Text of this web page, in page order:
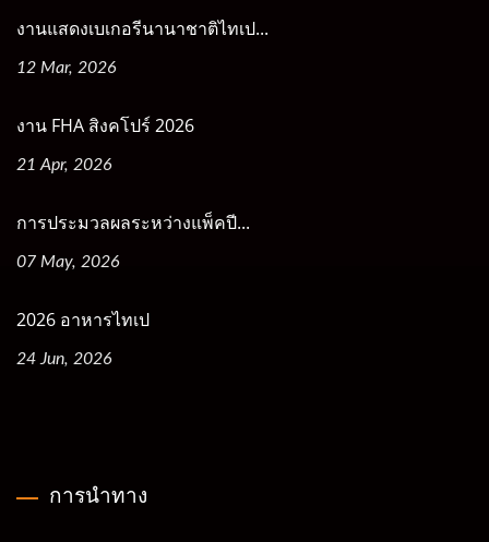
งานแสดงเบเกอรีนานาชาติไทเป...
12 Mar, 2026
งาน FHA สิงคโปร์ 2026
21 Apr, 2026
การประมวลผลระหว่างแพ็คปี...
07 May, 2026
2026 อาหารไทเป
24 Jun, 2026
การนำทาง